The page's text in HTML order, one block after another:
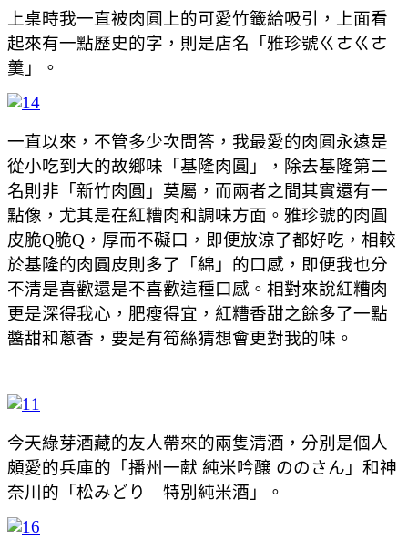
上桌時我一直被肉圓上的可愛竹籤給吸引，上面看
起來有一點歷史的字，則是店名「雅珍號ㄍㄜㄍㄜ
羹」。
一直以來，不管多少次問答，我最愛的肉圓永遠是
從小吃到大的故鄉味「基隆肉圓」，除去基隆第二
名則非「新竹肉圓」莫屬，而兩者之間其實還有一
點像，尤其是在紅糟肉和調味方面。雅珍號的肉圓
皮脆Q脆Q，厚而不礙口，即便放涼了都好吃，相較
於基隆的肉圓皮則多了「綿」的口感，即便我也分
不清是喜歡還是不喜歡這種口感。相對來說紅糟肉
更是深得我心，肥瘦得宜，紅糟香甜之餘多了一點
醬甜和蔥香，要是有筍絲猜想會更對我的味。
今天綠芽酒藏的友人帶來的兩隻清酒，分別是個人
頗愛的兵庫的「播州一献 純米吟醸 ののさん」和神
奈川的「松みどり 特別純米酒」。